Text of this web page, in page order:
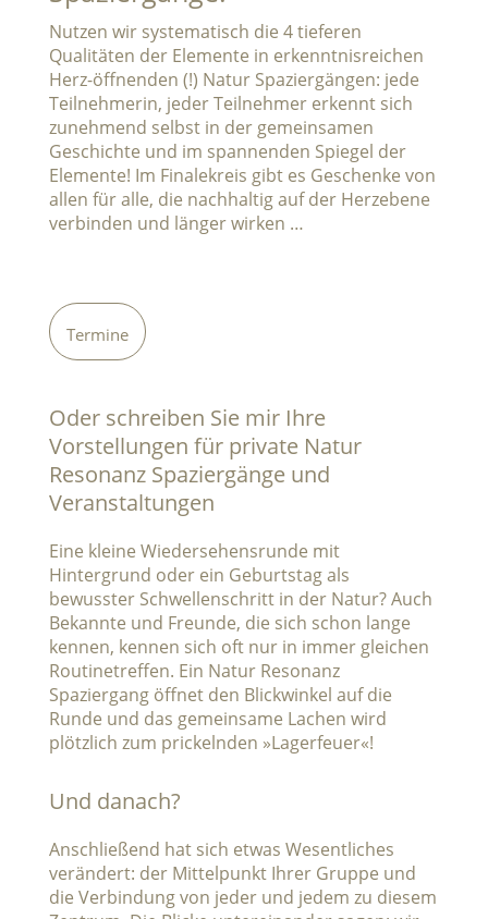
Nutzen wir systematisch die 4 tieferen
Qualitäten der Elemente in erkenntnisreichen
Herz-öffnenden (!) Natur Spaziergängen: jede
Teilnehmerin, jeder Teilnehmer erkennt sich
zunehmend selbst in der gemeinsamen
Geschichte und im spannenden Spiegel der
Elemente! Im Finalekreis gibt es Geschenke von
allen für alle, die nachhaltig auf der Herzebene
verbinden und länger wirken …
Termine
Oder schreiben Sie mir Ihre
Vorstellungen für private Natur
Resonanz Spaziergänge und
Veranstaltungen
Eine kleine Wiedersehensrunde mit
Hintergrund oder ein Geburtstag als
bewusster Schwellenschritt in der Natur? Auch
Bekannte und Freunde, die sich schon lange
kennen, kennen sich oft nur in immer gleichen
Routinetreffen. Ein Natur Resonanz
Spaziergang öffnet den Blickwinkel auf die
Runde und das gemeinsame Lachen wird
plötzlich zum prickelnden »Lagerfeuer«!
Und danach?
Anschließend hat sich etwas Wesentliches
verändert: der Mittelpunkt Ihrer Gruppe und
die Verbindung von jeder und jedem zu diesem